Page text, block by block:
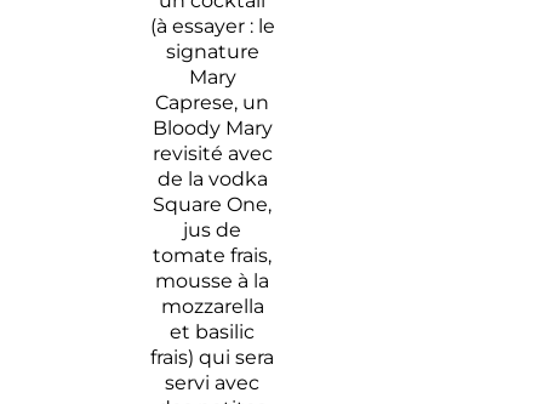
(à essayer : le
signature
Mary
Caprese, un
Bloody Mary
revisité avec
de la vodka
Square One,
jus de
tomate frais,
mousse à la
mozzarella
et basilic
frais) qui sera
servi avec